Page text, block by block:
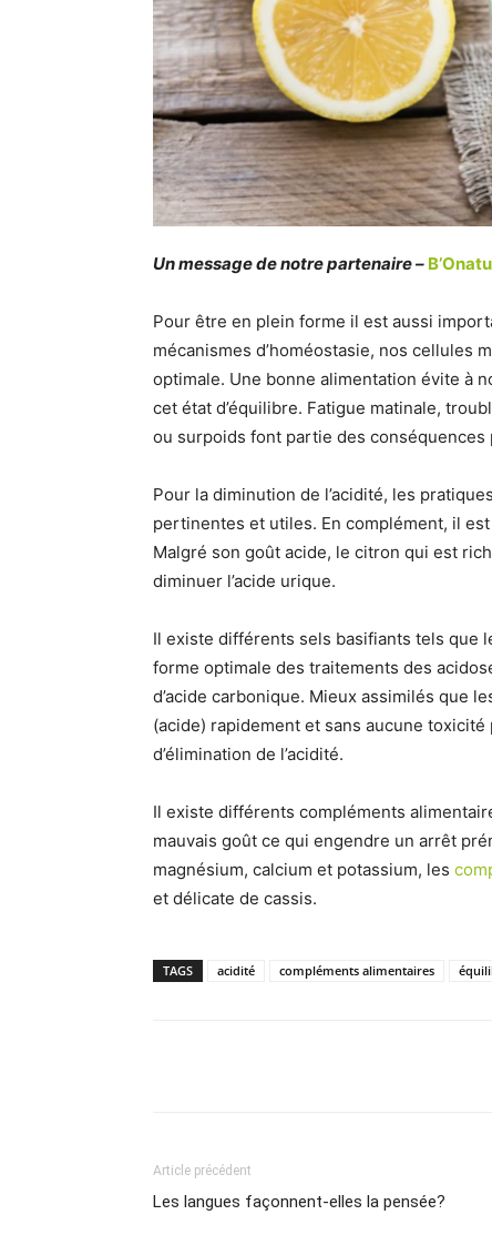
Un message de notre partenaire –
Pour être en plein forme il est aussi
mécanismes d’homéostasie, nos cellules
optimale. Une bonne alimentation évite à
cet état d’équilibre. Fatigue matinale,
ou surpoids font partie des conséquences
Pour la diminution de l’acidité, les
pertinentes et utiles. En complément, il
Malgré son goût acide, le citron qui est
diminuer l’acide urique.
Il existe différents sels basifiants tels que
forme optimale des traitements des
d’acide carbonique. Mieux assimilés que
(acide) rapidement et sans aucune toxicité
d’élimination de l’acidité.
Il existe différents compléments
mauvais goût ce qui engendre un arrêt
magnésium, calcium et potassium, les
et délicate de cassis.
TAGS acidité compléments alimentaires
Article précédent
Les langues façonnent-elles la pensée?